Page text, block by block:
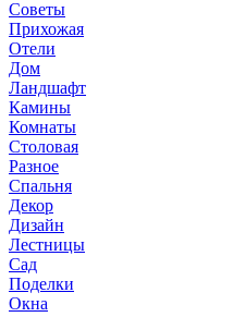
Советы
Прихожая
Отели
Дом
Ландшафт
Камины
Комнаты
Столовая
Разное
Спальня
Декор
Дизайн
Лестницы
Сад
Поделки
Окна